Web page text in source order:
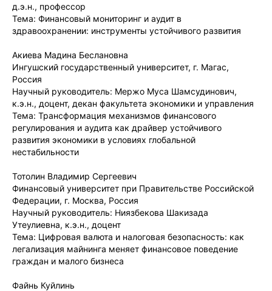
д.э.н., профессор
Тема: Финансовый мониторинг и аудит в
здравоохранении: инструменты устойчивого развития
Акиева Мадина Беслановна
Ингушский государственный университет, г. Магас,
Россия
Научный руководитель: Мержо Муса Шамсудинович,
к.э.н., доцент, декан факультета экономики и управления
Тема: Трансформация механизмов финансового
регулирования и аудита как драйвер устойчивого
развития экономики в условиях глобальной
нестабильности
Тотолин Владимир Сергеевич
Финансовый университет при Правительстве Российской
Федерации, г. Москва, Россия
Научный руководитель: Ниязбекова Шакизада
Утеулиевна, к.э.н., доцент
Тема: Цифровая валюта и налоговая безопасность: как
легализация майнинга меняет финансовое поведение
граждан и малого бизнеса
Файнь Куйлинь